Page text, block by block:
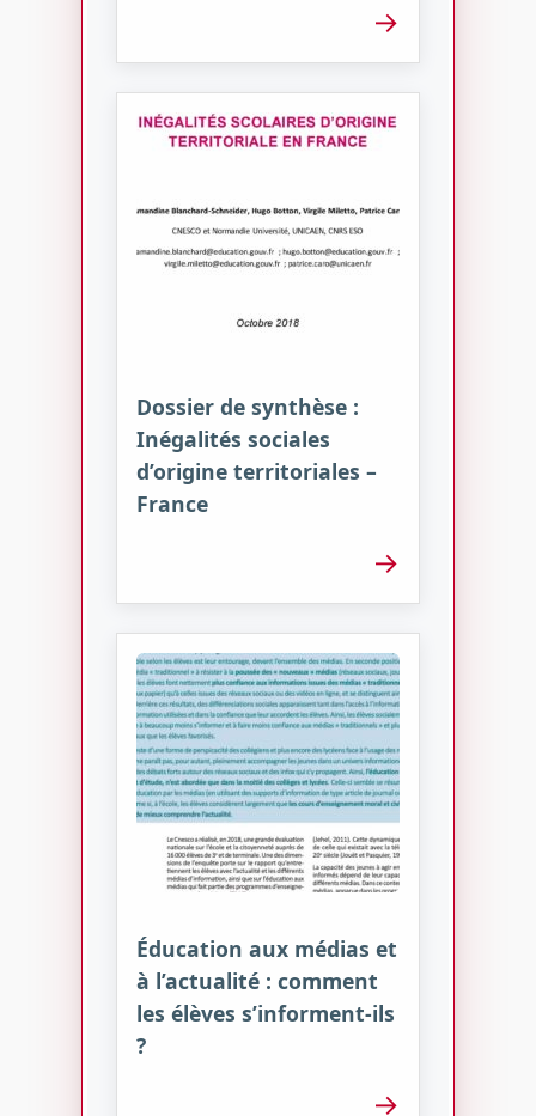
→
Dossier de synthèse :
Inégalités sociales
d’origine territoriales –
France
→
Éducation aux médias et
à l’actualité : comment
les élèves s’informent-ils
?
→